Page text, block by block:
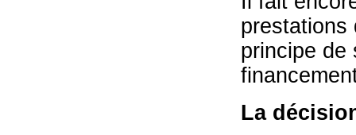
prestations
principe de
La